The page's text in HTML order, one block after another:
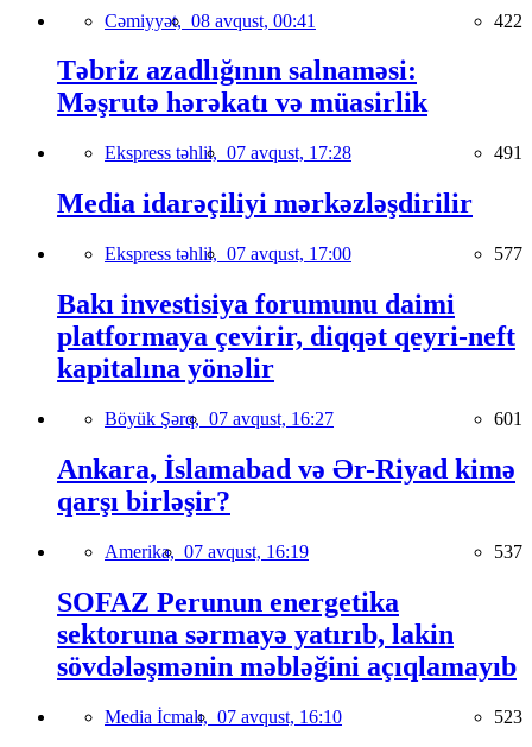
Cəmiyyət, 08 avqust, 00:41 422
Təbriz azadlığının salnaməsi:
Məşrutə hərəkatı və müasirlik
Ekspress təhlil, 07 avqust, 17:28 491
Media idarəçiliyi mərkəzləşdirilir
Ekspress təhlil, 07 avqust, 17:00 577
Bakı investisiya forumunu daimi
platformaya çevirir, diqqət qeyri-neft
kapitalına yönəlir
Böyük Şərq, 07 avqust, 16:27 601
Ankara, İslamabad və Ər-Riyad kimə
qarşı birləşir?
Amerika, 07 avqust, 16:19 537
SOFAZ Perunun energetika
sektoruna sərmayə yatırıb, lakin
sövdələşmənin məbləğini açıqlamayıb
Media İcmalı, 07 avqust, 16:10 523